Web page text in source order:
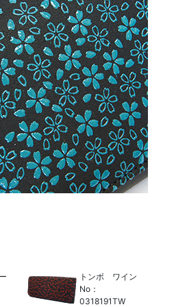
トンボ ワイン
No：
0318191TW